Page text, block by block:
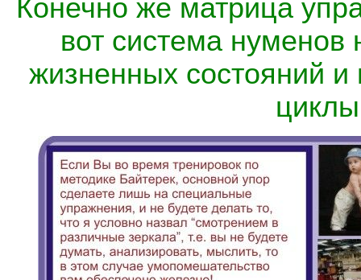
Конечно же матрица
вот система нуменов
жизненных состояний и